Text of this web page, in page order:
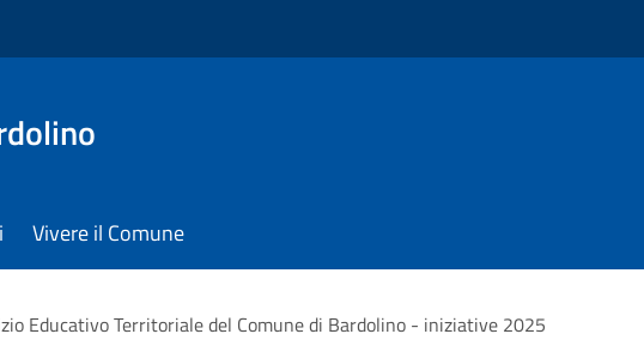
Vivere il Comune
Educativo Territoriale del Comune di Bardolino - iniziative 2025